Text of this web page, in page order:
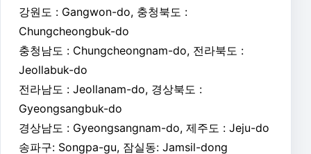
강원도 : Gangwon-do, 충청북도 :
Chungcheongbuk-do
충청남도 : Chungcheongnam-do, 전라북도 :
Jeollabuk-do
전라남도 : Jeollanam-do, 경상북도 :
Gyeongsangbuk-do
경상남도 : Gyeongsangnam-do, 제주도 : Jeju-do
송파구: Songpa-gu, 잠실동: Jamsil-dong